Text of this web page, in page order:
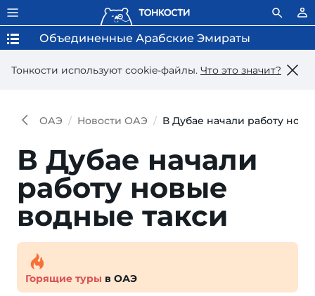
Тонкости используют сookie-файлы. Что это значит?
Объединенные Арабские Эмираты
ОАЭ Новости ОАЭ В Дубае начали работу
В Дубае начали
работу новые
водные такси
Горящие туры в ОАЭ